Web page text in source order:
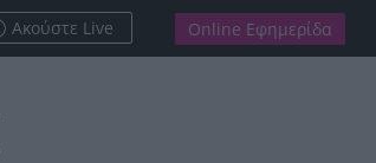
Ακούστε Live Online Εφημερίδα